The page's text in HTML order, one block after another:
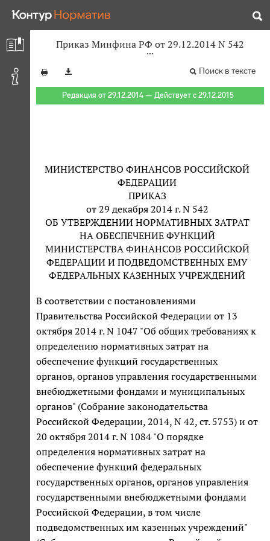
Приказ Минфина РФ от 29.12.2014 N 542
Поиск в тексте
Редакция от 29.12.2014 — Действует с 29.12.2015
МИНИСТЕРСТВО ФИНАНСОВ РОССИЙСКОЙ
ФЕДЕРАЦИИ
ПРИКАЗ
от 29 декабря 2014 г. N 542
ОБ УТВЕРЖДЕНИИ НОРМАТИВНЫХ ЗАТРАТ
НА ОБЕСПЕЧЕНИЕ ФУНКЦИЙ
МИНИСТЕРСТВА ФИНАНСОВ РОССИЙСКОЙ
ФЕДЕРАЦИИ И ПОДВЕДОМСТВЕННЫХ ЕМУ
ФЕДЕРАЛЬНЫХ КАЗЕННЫХ УЧРЕЖДЕНИЙ
В соответствии с постановлениями
Правительства Российской Федерации от 13
октября 2014 г. N 1047 "Об общих требованиях к
определению нормативных затрат на
обеспечение функций государственных
органов, органов управления государственными
внебюджетными фондами и муниципальных
органов" (Собрание законодательства
Российской Федерации, 2014, N 42, ст. 5753) и от
20 октября 2014 г. N 1084 "О порядке
определения нормативных затрат на
обеспечение функций федеральных
государственных органов, органов управления
государственными внебюджетными фондами
Российской Федерации, в том числе
подведомственных им казенных учреждений"